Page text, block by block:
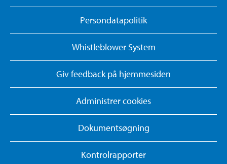
Persondatapolitik
Whistleblower System
Giv feedback på hjemmesiden
Administrer cookies
Dokumentsøgning
Kontrolrapporter